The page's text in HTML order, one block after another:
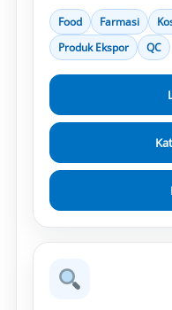
Food Farmasi
Produk Ekspor
QC